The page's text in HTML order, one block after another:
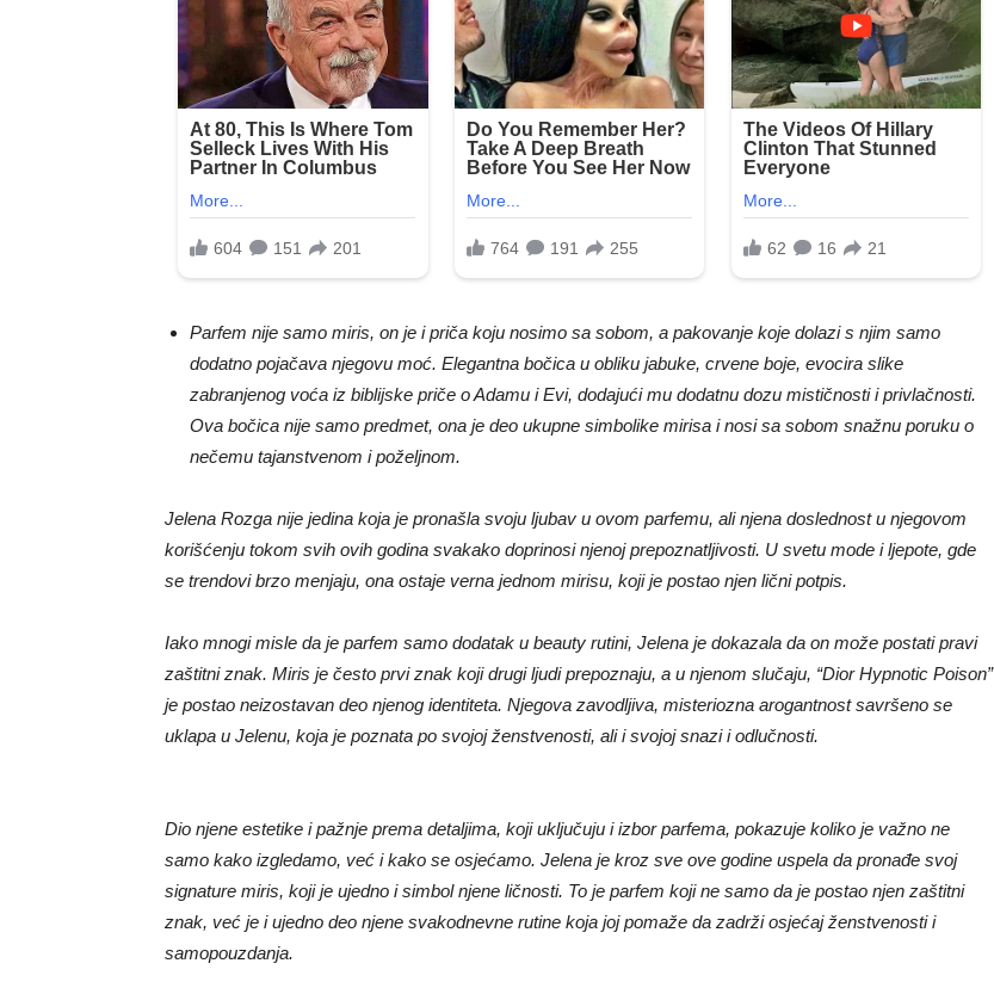
Parfem nije samo miris, on je i priča koju nosimo sa sobom, a pakovanje koje dolazi s njim samo
dodatno pojačava njegovu moć. Elegantna bočica u obliku jabuke, crvene boje, evocira slike
zabranjenog voća iz biblijske priče o Adamu i Evi, dodajući mu dodatnu dozu mističnosti i privlačnosti.
Ova bočica nije samo predmet, ona je deo ukupne simbolike mirisa i nosi sa sobom snažnu poruku o
nečemu tajanstvenom i poželjnom.
Jelena Rozga nije jedina koja je pronašla svoju ljubav u ovom parfemu, ali njena doslednost u njegovom
korišćenju tokom svih ovih godina svakako doprinosi njenoj prepoznatljivosti. U svetu mode i ljepote, gde
se trendovi brzo menjaju, ona ostaje verna jednom mirisu, koji je postao njen lični potpis.
Iako mnogi misle da je parfem samo dodatak u beauty rutini, Jelena je dokazala da on može postati pravi
zaštitni znak. Miris je često prvi znak koji drugi ljudi prepoznaju, a u njenom slučaju, “Dior Hypnotic Poison”
je postao neizostavan deo njenog identiteta. Njegova zavodljiva, misteriozna arogantnost savršeno se
uklapa u Jelenu, koja je poznata po svojoj ženstvenosti, ali i svojoj snazi i odlučnosti.
Dio njene estetike i pažnje prema detaljima, koji uključuju i izbor parfema, pokazuje koliko je važno ne
samo kako izgledamo, već i kako se osjećamo. Jelena je kroz sve ove godine uspela da pronađe svoj
signature miris, koji je ujedno i simbol njene ličnosti. To je parfem koji ne samo da je postao njen zaštitni
znak, već je i ujedno deo njene svakodnevne rutine koja joj pomaže da zadrži osjećaj ženstvenosti i
samopouzdanja.